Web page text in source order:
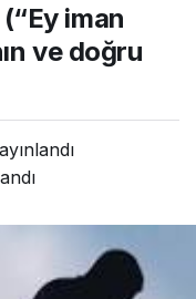
ve doğru söz
iman
ve doğru